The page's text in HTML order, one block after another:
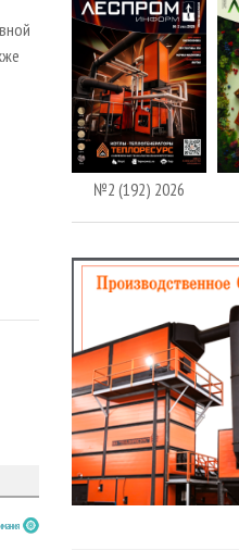
№2 (192) 2026